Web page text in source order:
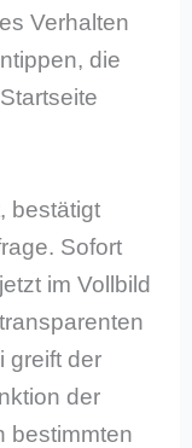
Verhalten
die
bestätigt
Sofort
im Vollbild
greift der
der
bestimmten